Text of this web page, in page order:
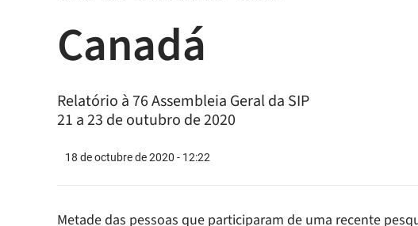
Canadá
Relatório à 76 Assembleia Geral da SIP
21 a 23 de outubro de 2020
18 de octubre de 2020 - 12:22
Metade das pessoas que participaram de uma recente